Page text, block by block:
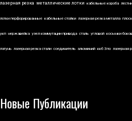
лазерная резка металлические лотки кабельные короба
лотки перфорированные кабельные стойки лазерная резка металла
укп нержавейка узел коммутации привода сталь угловой косынки
латунь лазерная резка стали соединитель алюминий ккб 3по лазерная
Новые Публикации